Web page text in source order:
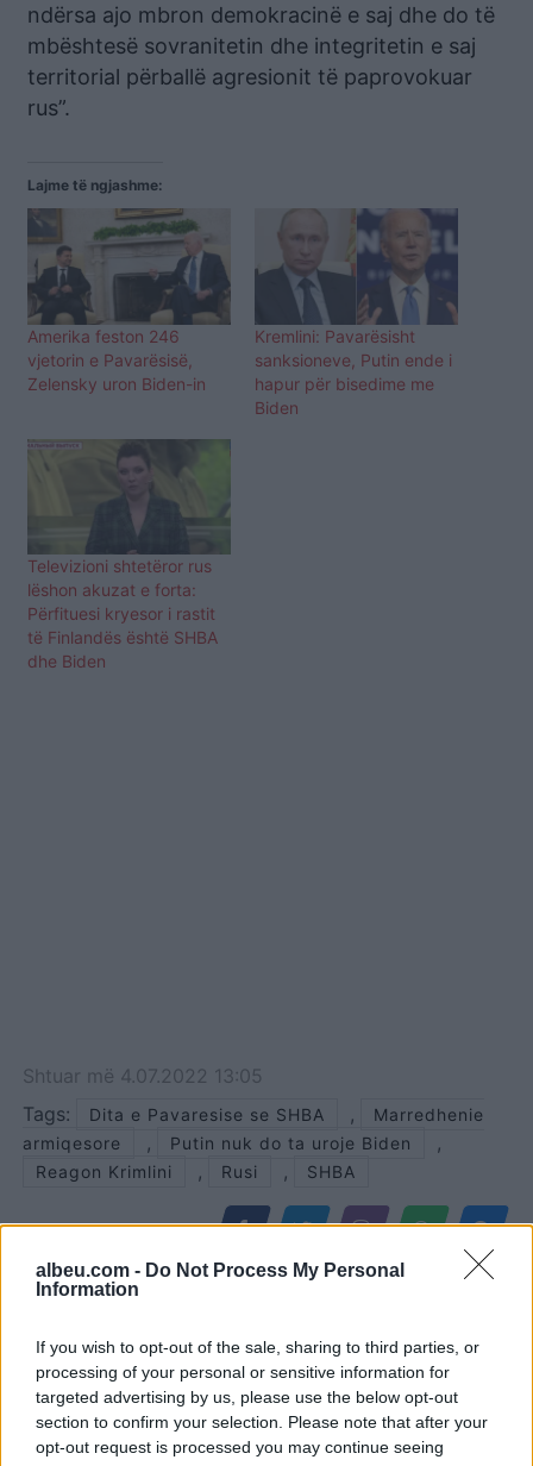
albeu.com - Do Not Process My Personal
Information
If you wish to opt-out of the sale, sharing to third parties, or
processing of your personal or sensitive information for
targeted advertising by us, please use the below opt-out
section to confirm your selection. Please note that after your
opt-out request is processed you may continue seeing
ndërsa ajo mbron demokracinë e saj dhe do të
mbështesë sovranitetin dhe integritetin e saj
territorial përballë agresionit të paprovokuar
rus”.
Lajme të ngjashme:
Amerika feston 246
vjetorin e Pavarësisë,
Zelensky uron Biden-in
Kremlini: Pavarësisht
sanksioneve, Putin ende i
hapur për bisedime me
Biden
Televizioni shtetëror rus
lëshon akuzat e forta:
Përfituesi kryesor i rastit
të Finlandës është SHBA
dhe Biden
Shtuar më 4.07.2022 13:05
Tags:
Dita e Pavaresise se SHBA ,
Marredhenie
armiqesore
, Putin nuk do ta uroje Biden ,
Reagon Krimlini , Rusi , SHBA